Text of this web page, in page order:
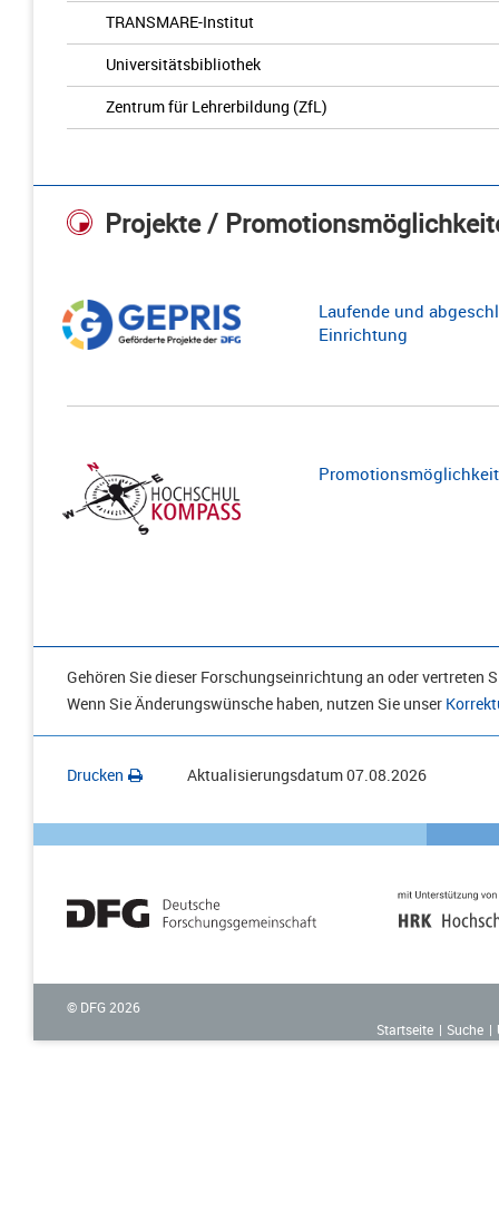
TRANSMARE-Institut
Universitätsbibliothek
Zentrum für Lehrerbildung (ZfL)
Projekte /
Laufende und
Einrichtung
Gehören Sie dieser Forschungseinrichtung an oder vertreten
Wenn Sie Änderungswünsche haben, nutzen Sie unser
Drucken Aktualisierungsdatum07.08.2026
© DFG 2026
Startseite
Suche